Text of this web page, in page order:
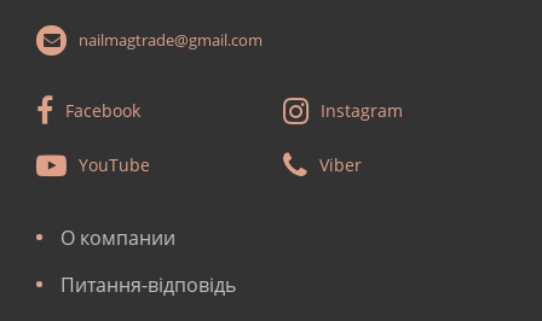
nailmagtrade@gmail.com
Facebook Instagram
YouTube Viber
О компании
Питання-відповідь